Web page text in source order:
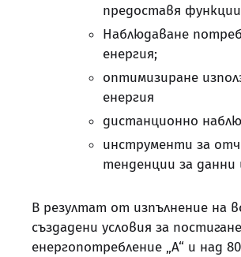
предоставя
Наблюдаване
енергия;
оптимизиране
енергия
дистанционно
инструменти за
тенденции за данни
В резултат от изпълнение на
създадени условия за
енергопотребление „А“ и над